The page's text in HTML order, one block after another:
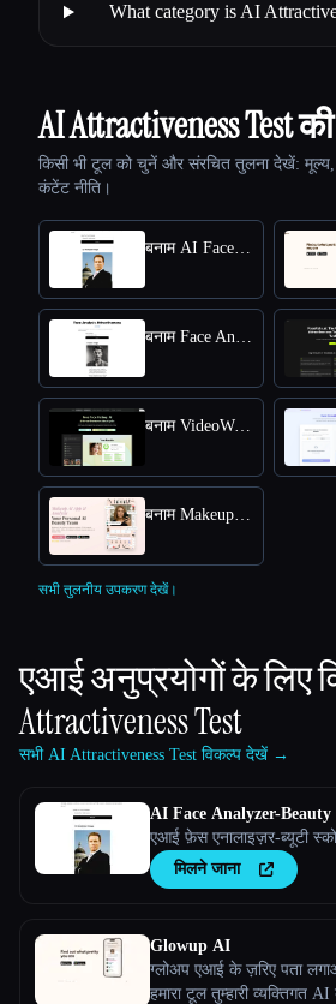
What category is AI
AI Attractiveness Test
किसी भी टूल को चुनें और संरचित तुलना देखें: मूल्य,
कंटेंट नीति।
बनाम AI Face Analyzer-Beauty Score Calculator
बनाम Face Analysis Attractiveness
बनाम VideoWeb AI Face Rating
बनाम Makeup Check AI
सभी तुलनीय उपकरण देखें।
एआई अनुप्रयोगों के लिए
Attractiveness Test
सभी AI Attractiveness Test विकल्प देखें →
AI Face Analyzer-
एआई फ़ेस एनालाइज़र-ब्यूटी
मिलने जाना
Glowup AI
ग्लोअप एआई के ज़रिए पता
हमारा टूल तुम्हारी व्यक्तिगत